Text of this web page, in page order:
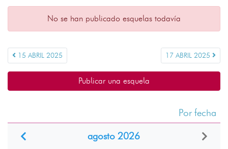
No se han publicado esquelas todavía
15 ABRIL 2025 17 ABRIL 2025
Publicar una esquela
Por fecha
agosto 2026